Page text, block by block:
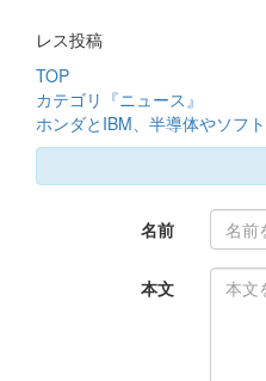
レス投稿
TOP
カテゴリ『ニュース』
ホンダとIBM、半導体やソフ
名前
本文